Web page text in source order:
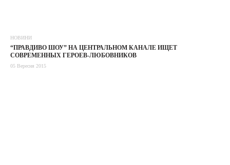
НОВИНИ
“ПРАВДИВО ШОУ” НА ЦЕНТРАЛЬНОМ КАНАЛЕ ИЩЕТ
СОВРЕМЕННЫХ ГЕРОЕВ-ЛЮБОВНИКОВ
05 Вересня 2015